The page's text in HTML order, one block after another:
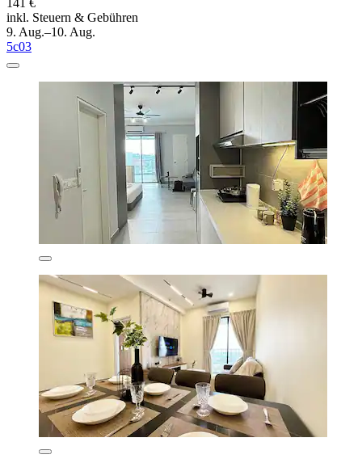
141 €
inkl. Steuern & Gebühren
9. Aug.–10. Aug.
5c03